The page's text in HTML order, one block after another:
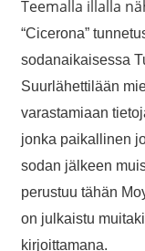
Teemalla illalla
“Cicerona”
sodanaikaisessa
Suurlähettilään
varastamiaan
jonka paikallinen
sodan jälkeen
perustuu tähän
on julkaistu
kirjoittamana.